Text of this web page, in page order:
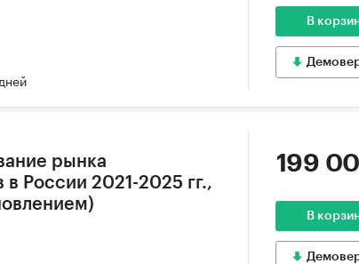
В
рынка
России 2021-2025 гг.,
199
В